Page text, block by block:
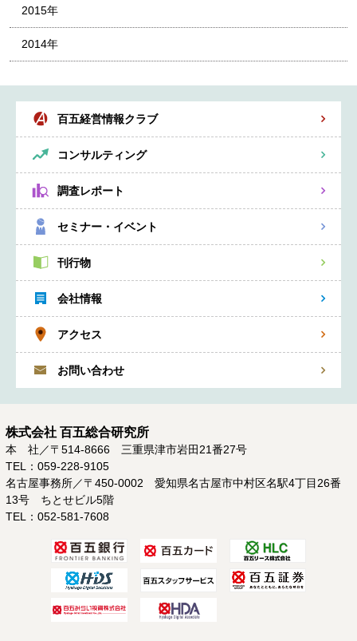
2015年
2014年
百五経営情報クラブ
コンサルティング
調査レポート
セミナー・イベント
刊行物
会社情報
アクセス
お問い合わせ
株式会社 百五総合研究所
本 社／〒514-8666 三重県津市岩田21番27号
TEL：059-228-9105
名古屋事務所／〒450-0002 愛知県名古屋市中村区名駅4丁目26番
13号 ちとせビル5階
TEL：052-581-7608